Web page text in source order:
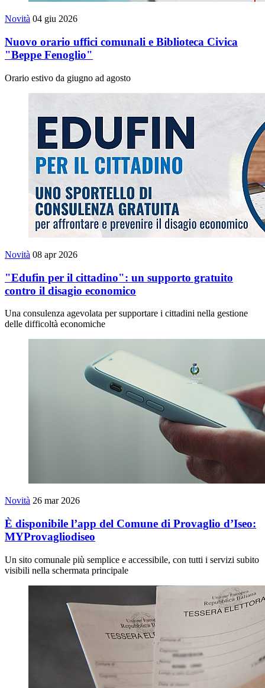
Novità 04 giu 2026
Nuovo orario uffici comunali e Biblioteca Civica
"Beppe Fenoglio"
Orario estivo da giugno ad agosto
Novità 08 apr 2026
"Edufin per il cittadino": un supporto gratuito
contro il disagio economico
Una consulenza agevolata per supportare i cittadini nella gestione
delle difficoltà economiche
Novità 26 mar 2026
È disponibile l’app del Comune di Provaglio d’Iseo:
MYProvagliodiseo
Un sito comunale più semplice e accessibile, con tutti i servizi subito
visibili nella schermata principale